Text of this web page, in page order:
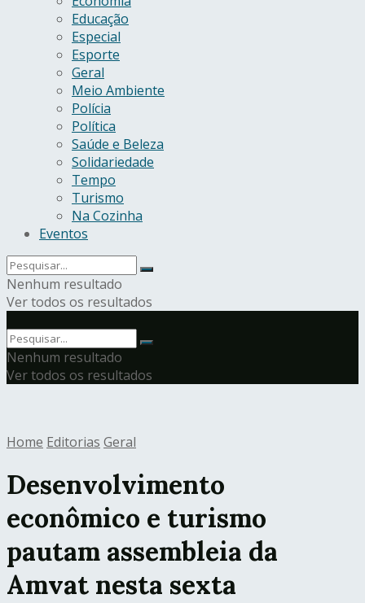
Educação
Especial
Esporte
Geral
Meio Ambiente
Polícia
Política
Saúde e Beleza
Solidariedade
Tempo
Turismo
Na Cozinha
Eventos
Nenhum resultado
Ver todos os resultados
Nenhum resultado
Ver todos os resultados
Home Editorias Geral
Desenvolvimento
econômico e turismo
pautam assembleia da
Amvat nesta sexta